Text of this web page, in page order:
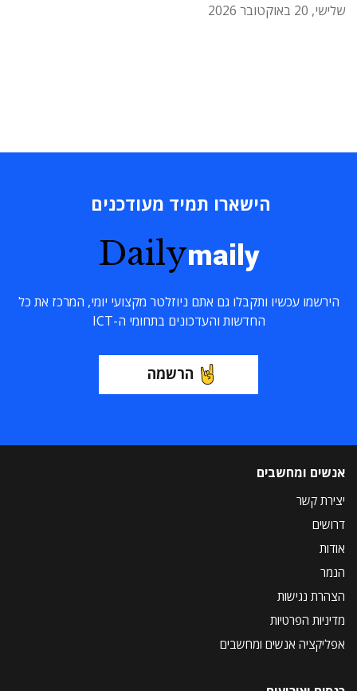
שלישי, 20 באוקטובר 2026
הישארו תמיד מעודכנים
Dailymaily
הירשמו עכשיו ותקבלו גם אתם ניוזלטר מקצועי יומי, המרכז את כל
החדשות והעדכונים בתחומי ה-ICT
הרשמה
אנשים ומחשבים
יצירת קשר
דרושים
אודות
הנמר
הצהרת נגישות
מדיניות הפרטיות
אפליקציה אנשים ומחשבים